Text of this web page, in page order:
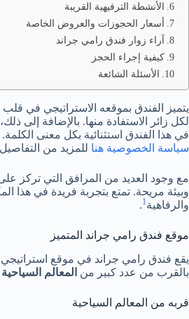
الأنشطة الترفيهية القريبة
أسعار الحجوزات والعروض الخاصة
آراء زوار فندق رامي جراند
كيفية إجراء الحجز
الأسئلة الشائعة
يتميز الفندق بموقعه الاستراتيجي في
لكل زائر الاستفادة منها. بالإضافة إلى
في هذا الفندق استثنائية بكل معنى
سياسة الخصوصية هنا للمزيد من
مع وجود العديد من المرافق التي تركز على
وبيئة مريحة. تمتع بتجربة فريدة في هذا
والرفاهية1
.
موقع فندق رامي جراند المتميز
يقع فندق رامي جراند في موقع
بالقرب من عدد كبير من المعالم السياحية
قربه من المعالم السياحية